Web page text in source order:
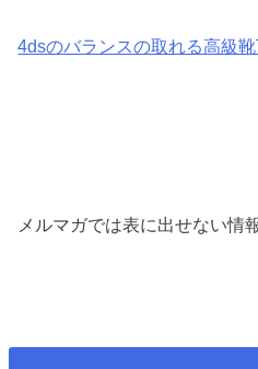
4dsのバランスの取れる高級
メルマガでは表に出せない情